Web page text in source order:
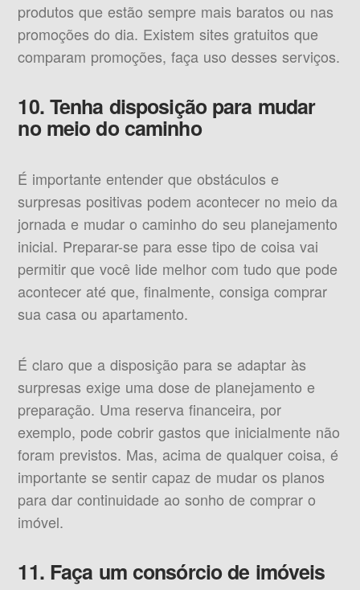
produtos que estão sempre mais baratos ou nas
promoções do dia. Existem sites gratuitos que
comparam promoções, faça uso desses serviços.
10. Tenha disposição para mudar
no meio do caminho
É importante entender que obstáculos e
surpresas positivas podem acontecer no meio da
jornada e mudar o caminho do seu planejamento
inicial. Preparar-se para esse tipo de coisa vai
permitir que você lide melhor com tudo que pode
acontecer até que, finalmente, consiga comprar
sua casa ou apartamento.
É claro que a disposição para se adaptar às
surpresas exige uma dose de planejamento e
preparação. Uma reserva financeira, por
exemplo, pode cobrir gastos que inicialmente não
foram previstos. Mas, acima de qualquer coisa, é
importante se sentir capaz de mudar os planos
para dar continuidade ao sonho de comprar o
imóvel.
11. Faça um consórcio de imóveis